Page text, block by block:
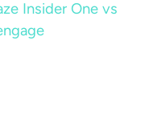
Insider One vs